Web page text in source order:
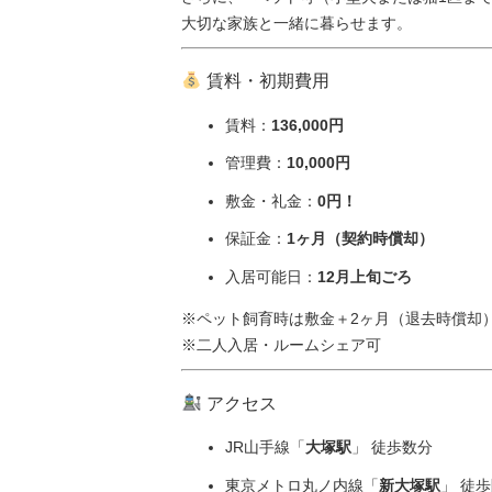
大切な家族と一緒に暮らせます。
賃料・初期費用
賃料： 136,000円
管理費： 10,000円
敷金・礼金： 0円！
保証金： 1ヶ月（契約時償却）
入居可能日： 12月上旬ごろ
※ペット飼育時は敷金＋2ヶ月（退去時償却）
※二人入居・ルームシェア可
アクセス
JR山手線「大塚駅 」 徒歩数分
東京メトロ丸ノ内線「新大塚駅 」 徒